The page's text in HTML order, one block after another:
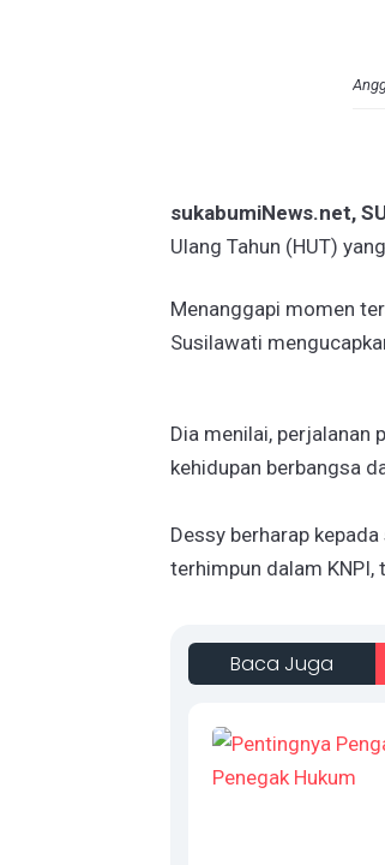
sukabumiNews.net,
Ulang Tahun (HUT)
Menanggapi momen
Susilawati
Dia menilai, perjalanan
kehidupan berbangsa
Dessy berharap
terhimpun dalam KNPI,
Baca Juga